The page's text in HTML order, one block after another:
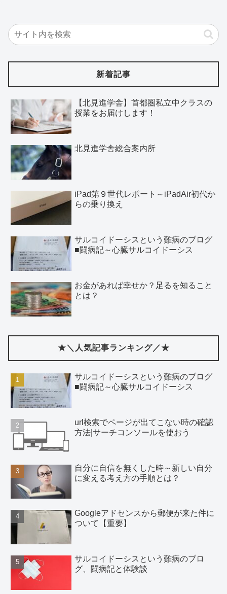
新着記事
【北見進学舎】首都圏私立中クラスの
授業をお届けします！
北見進学舎総合案内所
iPad第９世代レポート～iPadAir初代か
らの乗り換え
サルコイドーシスという難病のブログ
■闘病記～心臓サルコイドーシス
お金があれば幸せか？足るを知ること
とは？
★＼人気記事ランキング／★
サルコイドーシスという難病のブログ
■闘病記～心臓サルコイドーシス
url検索でページが出てこない時の確認
方法|サーチコンソールを使おう
自分に自信を無くした時～新しい自分
に変える考え方の手順とは？
Googleアドセンスから郵便が来た件に
ついて【重要】
サルコイドーシスという難病のブロ
グ、闘病記と体験談